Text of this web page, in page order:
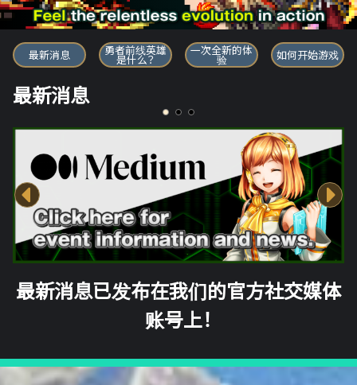
勇者前线英雄
最新消息 勇者前线英雄
是什么？
一次全新的体
验 如何开始游戏
最新消息
最新消息已发布在我们的官方社交媒体
账号上！